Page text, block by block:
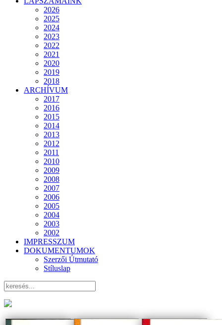
2026
2025
2024
2023
2022
2021
2020
2019
2018
ARCHÍVUM
2017
2016
2015
2014
2013
2012
2011
2010
2009
2008
2007
2006
2005
2004
2003
2002
IMPRESSZUM
DOKUMENTUMOK
Szerzői Útmutató
Stíluslap